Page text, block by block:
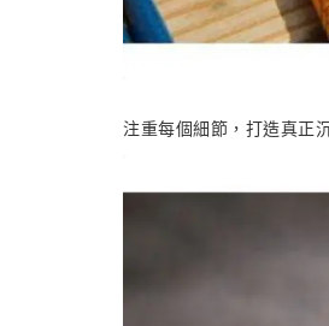
注重每個細節，打造真正